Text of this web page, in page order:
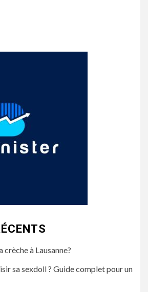
à Lausanne?
sa sexdoll ? Guide complet pour un